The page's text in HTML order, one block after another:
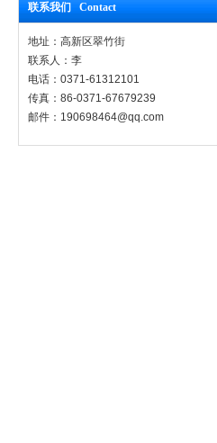
联系我们 Contact
地址：高新区翠竹街
联系人：李
电话：0371-61312101
传真：86-0371-67679239
邮件：190698464@qq.com